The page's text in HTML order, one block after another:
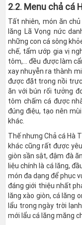
2.2. Menu chả cá
Tất nhiên, món ăn
lăng Lã Vọng nức
những con cá sông
chế, tẩm ướp gia vị
tôm,... đều được làm
xay nhuyễn ra thành
được đặt trong nồi
ăn với bún rối tưởng
tôm chấm cá được
đúng điệu, tạo nên
khác.
Thế nhưng Chả cá Hà
khác cũng rất được
giòn sần sật, đậm đà
liệu chính là cá lăng,
món đa dạng để phục
đáng giới thiệu nhất
lăng xào giòn, cá lăng
lẩu trong ngày trời
mới lẩu cá lăng măng